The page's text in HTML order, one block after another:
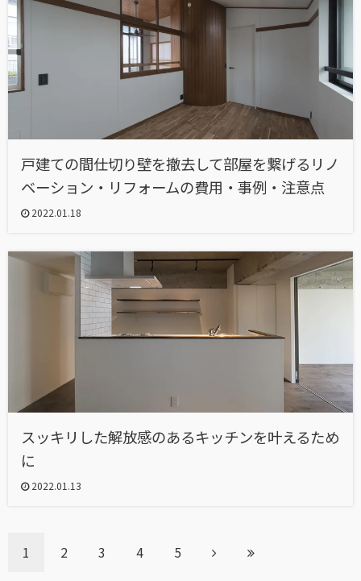
戸建ての間仕切り壁を撤去して部屋を繋げるリノ
ベーション・リフォームの費用・事例・注意点
2022.01.18
スッキリした解放感のあるキッチンを叶えるため
に
2022.01.13
1 2 3 4 5